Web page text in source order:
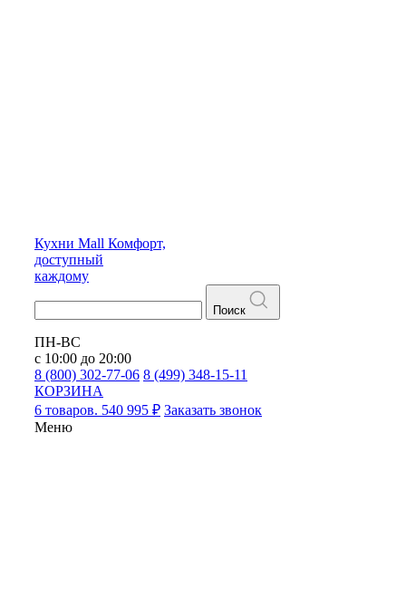
Кухни Mall Комфорт,
доступный
каждому
Поиск
ПН-ВС
с 10:00 до 20:00
8 (800) 302-77-06 8 (499) 348-15-11
КОРЗИНА
6 товаров. 540 995 ₽ Заказать звонок
Меню